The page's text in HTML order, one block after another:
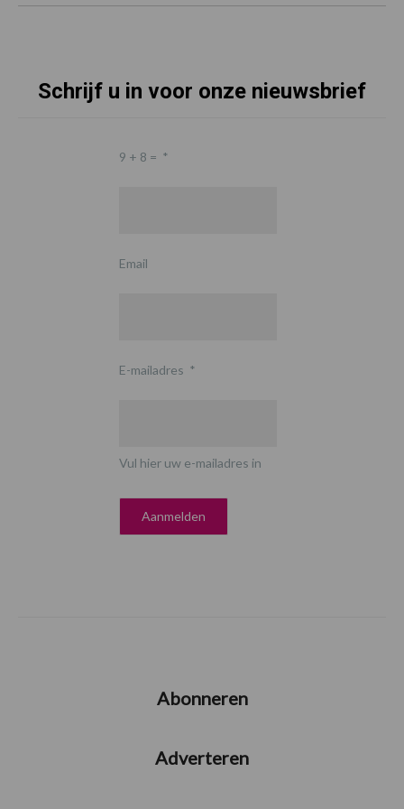
Schrijf u in voor onze nieuwsbrief
9 + 8 = *
Email
E-mailadres *
Vul hier uw e-mailadres in
Abonneren
Adverteren